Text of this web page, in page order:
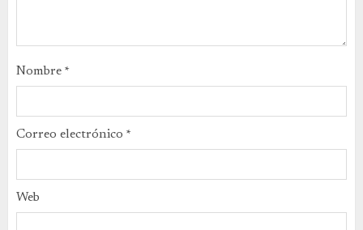
Nombre *
Correo electrónico *
Web